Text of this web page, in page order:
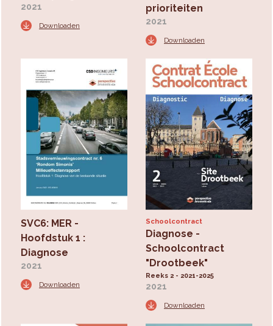
2021
Downloaden
prioriteiten
2021
Downloaden
SVC6: MER -
Hoofdstuk 1 :
Diagnose
2021
Downloaden
Schoolcontract
Diagnose -
Schoolcontract
"Drootbeek"
Reeks 2 - 2021-2025
2021
Downloaden